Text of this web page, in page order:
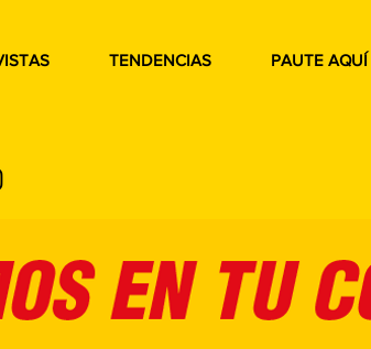
TENDENCIAS PAUTE AQUÍ